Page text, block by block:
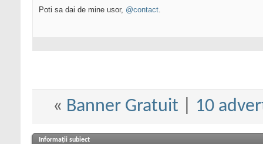
Poti sa dai de mine usor, @contact.
« Banner Gratuit 10
Informații subiect